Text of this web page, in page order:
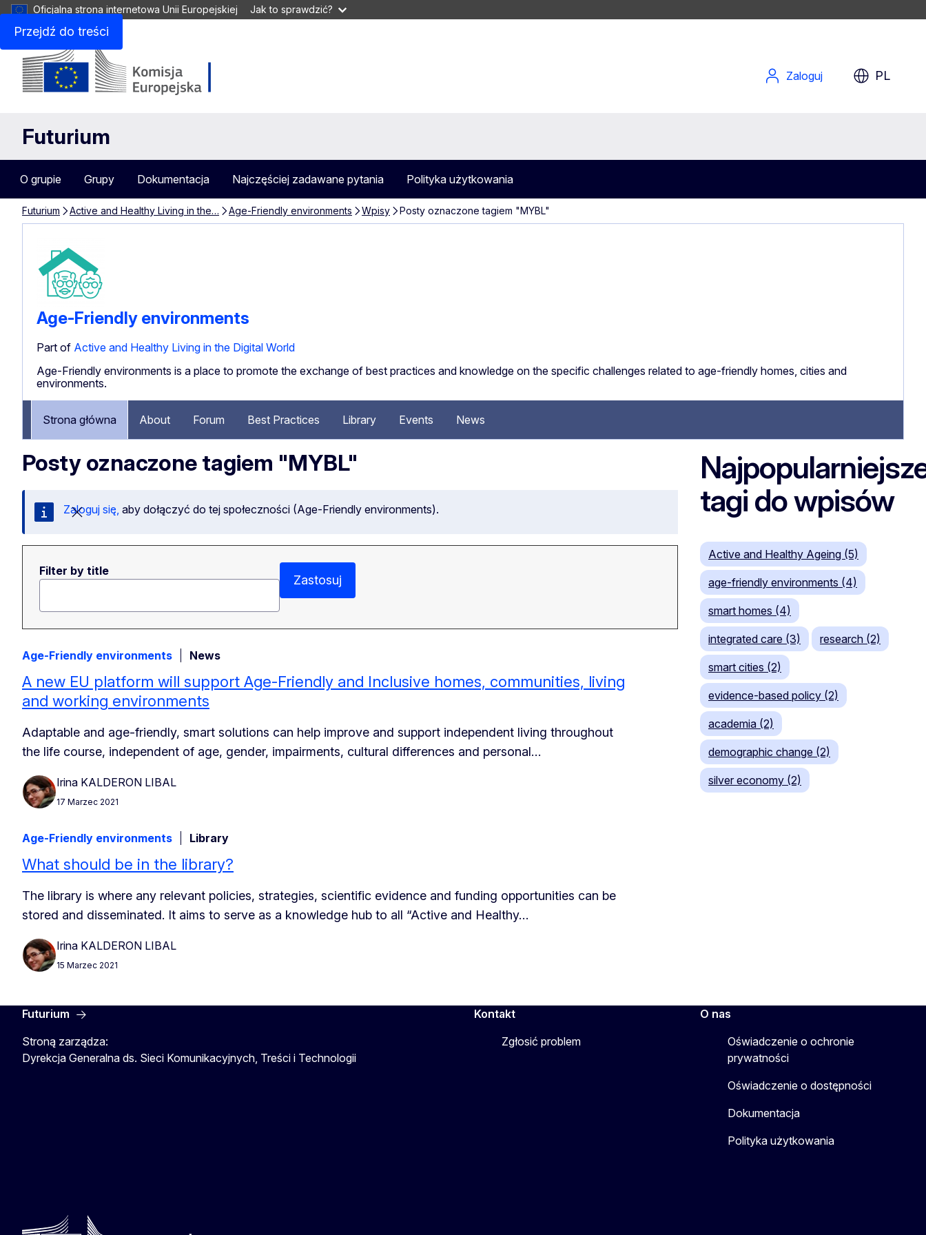
Przejdź do treści
Oficjalna strona internetowa Unii Europejskiej Jak to sprawdzić?
Zaloguj PL
Futurium
O grupie Grupy Dokumentacja Najczęściej zadawane pytania Polityka użytkowania
Futurium Active and Healthy Living in the… Age-Friendly environments Wpisy Posty oznaczone tagiem "MYBL"
Age-Friendly environments
Part of Active and Healthy Living in the Digital World
Age-Friendly environments is a place to promote the exchange of best practices and knowledge on the specific challenges related to age-friendly homes, cities and
environments.
Strona główna About Forum Best Practices Library Events News
Posty oznaczone tagiem "MYBL"
Zamknij tę wiadomość
Zaloguj się, aby dołączyć do tej społeczności (Age-Friendly environments).
Filter by title
Zastosuj
Age-Friendly environments News
A new EU platform will support Age-Friendly and Inclusive homes, communities, living
and working environments
Adaptable and age-friendly, smart solutions can help improve and support independent living throughout
the life course, independent of age, gender, impairments, cultural differences and personal…
Irina KALDERON LIBAL
17 Marzec 2021
Age-Friendly environments Library
What should be in the library?
The library is where any relevant policies, strategies, scientific evidence and funding opportunities can be
stored and disseminated. It aims to serve as a knowledge hub to all “Active and Healthy…
Irina KALDERON LIBAL
15 Marzec 2021
tagi do wpisów
Active and Healthy Ageing (5)
age-friendly environments (4)
smart homes (4)
integrated care (3) research (2)
smart cities (2)
evidence-based policy (2)
academia (2)
demographic change (2)
silver economy (2)
Futurium
Stroną zarządza:
Dyrekcja Generalna ds. Sieci Komunikacyjnych, Treści i Technologii
Kontakt
Zgłosić problem
O nas
Oświadczenie o ochronie
prywatności
Oświadczenie o dostępności
Dokumentacja
Polityka użytkowania